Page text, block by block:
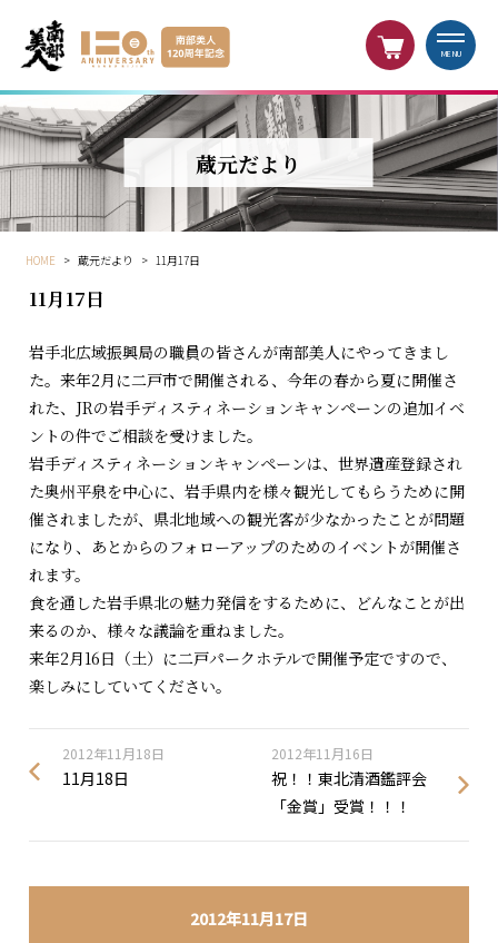
MENU
蔵元だより
HOME > 蔵元だより > 11月17日
2012年11月17日
11月17日
岩手北広域振興局の職員の皆さんが南部美人にやってきまし
た。来年2月に二戸市で開催される、今年の春から夏に開催さ
れた、JRの岩手ディスティネーションキャンペーンの追加イベ
ントの件でご相談を受けました。
岩手ディスティネーションキャンペーンは、世界遺産登録され
た奥州平泉を中心に、岩手県内を様々観光してもらうために開
催されましたが、県北地域への観光客が少なかったことが問題
になり、あとからのフォローアップのためのイベントが開催さ
れます。
食を通した岩手県北の魅力発信をするために、どんなことが出
来るのか、様々な議論を重ねました。
来年2月16日（土）に二戸パークホテルで開催予定ですので、
楽しみにしていてください。
2012年11月18日
11月18日
2012年11月16日
祝！！東北清酒鑑評会
「金賞」受賞！！！